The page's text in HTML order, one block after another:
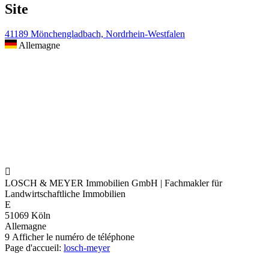
Site
41189 Mönchengladbach, Nordrhein-Westfalen
Allemagne

LOSCH & MEYER Immobilien GmbH | Fachmakler für
Landwirtschaftliche Immobilien
E
51069 Köln
Allemagne
9 Afficher le numéro de téléphone
Page d'accueil: losch-meyer